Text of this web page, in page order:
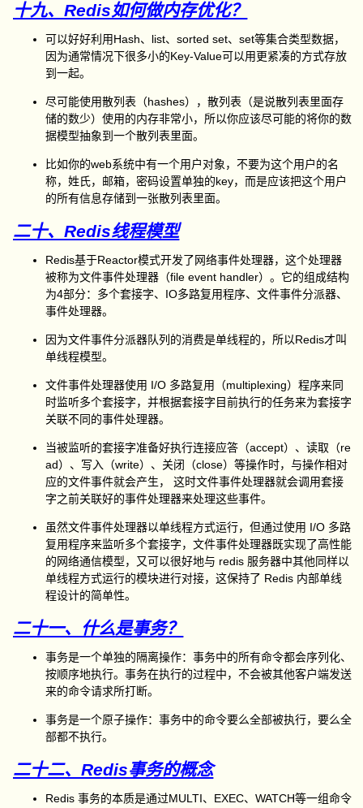
十九、Redis如何做内存优化？
可以好好利用Hash、list、sorted set、set等集合类型数据，
因为通常情况下很多小的Key-Value可以用更紧凑的方式存放
到一起。
尽可能使用散列表（hashes），散列表（是说散列表里面存
储的数少）使用的内存非常小，所以你应该尽可能的将你的数
据模型抽象到一个散列表里面。
比如你的web系统中有一个用户对象，不要为这个用户的名
称，姓氏，邮箱，密码设置单独的key，而是应该把这个用户
的所有信息存储到一张散列表里面。
二十、Redis线程模型
Redis基于Reactor模式开发了网络事件处理器，这个处理器
被称为文件事件处理器（file event handler）。它的组成结构
为4部分：多个套接字、IO多路复用程序、文件事件分派器、
事件处理器。
因为文件事件分派器队列的消费是单线程的，所以Redis才叫
单线程模型。
文件事件处理器使用 I/O 多路复用（multiplexing）程序来同
时监听多个套接字，并根据套接字目前执行的任务来为套接字
关联不同的事件处理器。
当被监听的套接字准备好执行连接应答（accept）、读取（re
ad）、写入（write）、关闭（close）等操作时，与操作相对
应的文件事件就会产生， 这时文件事件处理器就会调用套接
字之前关联好的事件处理器来处理这些事件。
虽然文件事件处理器以单线程方式运行，但通过使用 I/O 多路
复用程序来监听多个套接字，文件事件处理器既实现了高性能
的网络通信模型，又可以很好地与 redis 服务器中其他同样以
单线程方式运行的模块进行对接，这保持了 Redis 内部单线
程设计的简单性。
二十一、什么是事务？
事务是一个单独的隔离操作：事务中的所有命令都会序列化、
按顺序地执行。事务在执行的过程中，不会被其他客户端发送
来的命令请求所打断。
事务是一个原子操作：事务中的命令要么全部被执行，要么全
部都不执行。
二十二、Redis事务的概念
Redis 事务的本质是通过MULTI、EXEC、WATCH等一组命令